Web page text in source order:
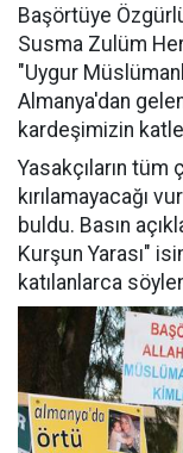
Başörtüye
Susma Zulüm
"Uygur
Almanya'dan
kardeşimizin
Yasakçıların tüm
kırılamayacağı
buldu. Basın
Kurşun Yarası"
katılanlarca